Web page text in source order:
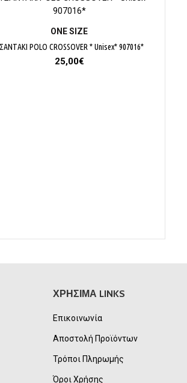
ΕΠΙΛΟΓΉ
ΟΝΕ SΙΖΕ
POLO CROSSOVER * Unisex* 907016*
25,00€
ΧΡΗΣΙΜΑ LINKS
Επικοινωνία
Αποστολή Προϊόντων
Τρόποι Πληρωμής
Όροι Χρήσης